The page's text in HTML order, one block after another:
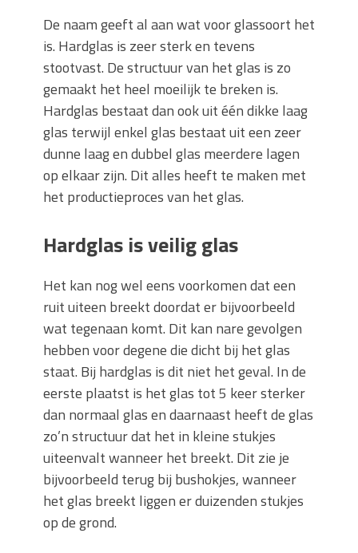
De naam geeft al aan wat voor glassoort het
is. Hardglas is zeer sterk en tevens
stootvast. De structuur van het glas is zo
gemaakt het heel moeilijk te breken is.
Hardglas bestaat dan ook uit één dikke laag
glas terwijl enkel glas bestaat uit een zeer
dunne laag en dubbel glas meerdere lagen
op elkaar zijn. Dit alles heeft te maken met
het productieproces van het glas.
Hardglas is veilig glas
Het kan nog wel eens voorkomen dat een
ruit uiteen breekt doordat er bijvoorbeeld
wat tegenaan komt. Dit kan nare gevolgen
hebben voor degene die dicht bij het glas
staat. Bij hardglas is dit niet het geval. In de
eerste plaatst is het glas tot 5 keer sterker
dan normaal glas en daarnaast heeft de glas
zo’n structuur dat het in kleine stukjes
uiteenvalt wanneer het breekt. Dit zie je
bijvoorbeeld terug bij bushokjes, wanneer
het glas breekt liggen er duizenden stukjes
op de grond.